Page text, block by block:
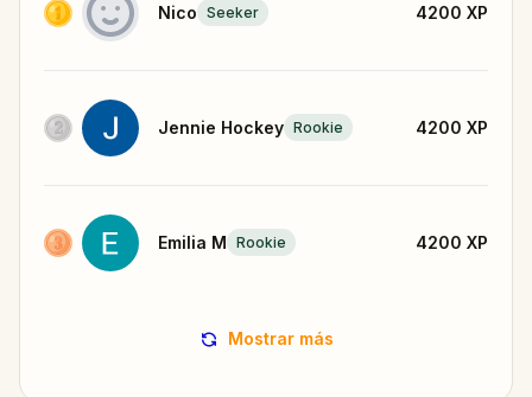
Nico Seeker 4200 XP
Jennie Hockey Rookie 4200 XP
Emilia M Rookie 4200 XP
Mostrar más